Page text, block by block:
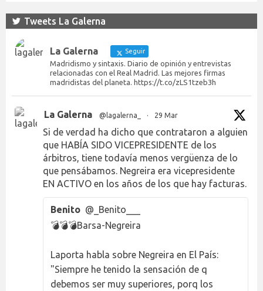
Tweets La Galerna
La Galerna Seguir
Madridismo y sintaxis. Diario de opinión y entrevistas
relacionadas con el Real Madrid. Las mejores firmas
madridistas del planeta. https://t.co/zLS1tzeb3h
La Galerna @lagalerna_ · 29 Mar
Si de verdad ha dicho que contrataron a alguien
que HABÍA SIDO VICEPRESIDENTE de los
árbitros, tiene todavía menos vergüenza de lo
que pensábamos. Negreira era vicepresidente
EN ACTIVO en los años de los que hay facturas.
Benito @_Benito___
💣💣💣Barsa-Negreira
Laporta habla sobre Negreira en El País:
"Siempre he tenido la sensación de q
debemos ser muy superiores, porq los